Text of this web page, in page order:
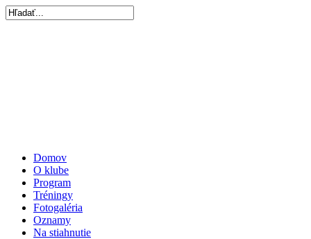
Domov
O klube
Program
Tréningy
Fotogaléria
Oznamy
Na stiahnutie